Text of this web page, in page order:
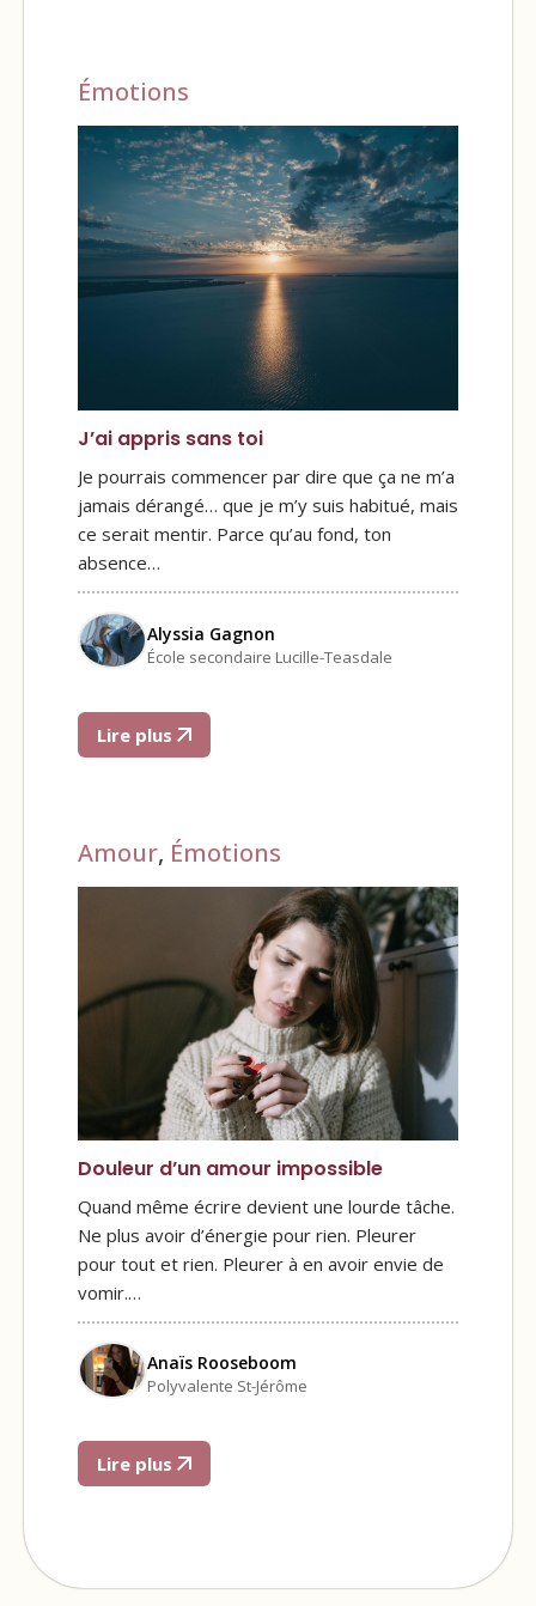
Émotions
J’ai appris sans toi
Je pourrais commencer par dire que ça ne m’a
jamais dérangé… que je m’y suis habitué, mais
ce serait mentir. Parce qu’au fond, ton
absence…
Alyssia Gagnon
École secondaire Lucille-Teasdale
Lire plus
Amour, Émotions
Douleur d’un amour impossible
Quand même écrire devient une lourde tâche.
Ne plus avoir d’énergie pour rien. Pleurer
pour tout et rien. Pleurer à en avoir envie de
vomir.…
Anaïs Rooseboom
Polyvalente St-Jérôme
Lire plus